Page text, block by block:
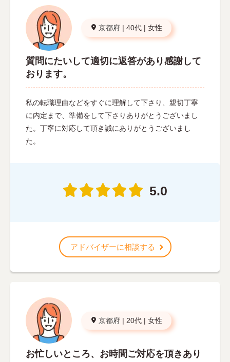
京都府 | 40代 | 女性
質問にたいして適切に返答があり感謝して
おります。
私の転職理由などをすぐに理解して下さり、親切丁寧
に内定まで、準備をして下さりありがとうございまし
た。丁寧に対応して頂き誠にありがとうございまし
た。
5.0
アドバイザーに相談する
京都府 | 20代 | 女性
お忙しいところ、お時間ご対応を頂きあり